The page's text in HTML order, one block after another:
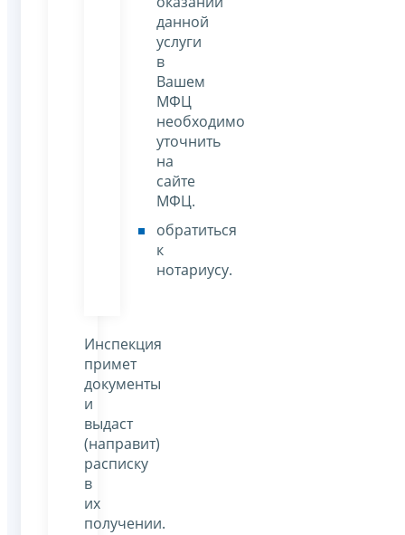
данной
услуги
в
Вашем
МФЦ
необходимо
уточнить
на
сайте
МФЦ.
обратиться
к
нотариусу.
Инспекция
примет
документы
и
выдаст
(направит)
расписку
в
их
получении.